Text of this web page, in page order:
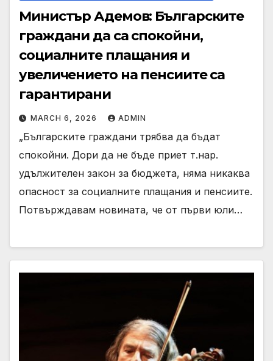
Министър Адемов: Българските
граждани да са спокойни,
социалните плащания и
увеличението на пенсиите са
гарантирани
MARCH 6, 2026 ADMIN
„Българските граждани трябва да бъдат
спокойни. Дори да не бъде приет т.нар.
удължителен закон за бюджета, няма никаква
опасност за социалните плащания и пенсиите.
Потвърждавам новината, че от първи юли…